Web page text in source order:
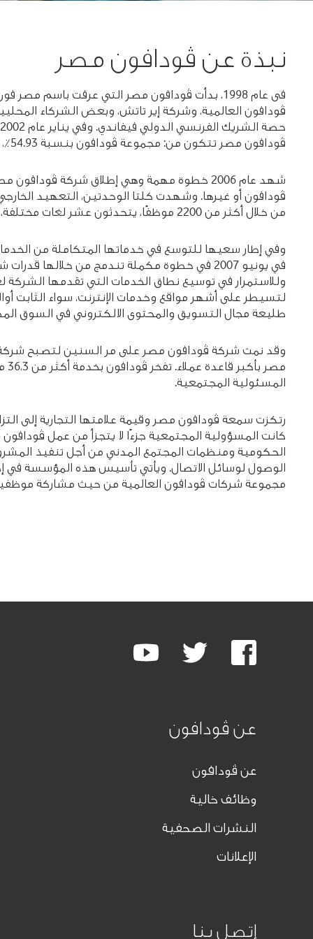
نبذة عن ڤودافون مصر
فى عام 1998، بدأت ڤودافون مصر التي عرفت
ڤودافون مصر تتكون من: مجموعة ڤودافون بنسبة 54.93٪، الشركة المصرية للاتصالات بنسبة 44،94٪، ونسبة ضئيلة تقدر ب0.13٪ للتداول الحر
شهد عام 2006 خطوة مهمة وهي إطلاق شركة
ڤودافون أو غيرها. وشهدت كلتا الوحدتين، التعهيد
من خلال أكثر من 2200 موظفًا، يتحدثون عشر لغات مختلفة، وذلك لتوفير خدمات الدعم الفني وخدمة العملاء على أعلى المستويات العالمية للعملاء في 80 بلدًا.
في يونيو 2007 في خطوة مكملة تندمج من
لتسيطر على أشهر مواقع وخدمات الإنترنت، سواء الثابت
طليعة مجال التسويق والمحتوى الالكتروني في السوق
وقد نمت شركة ڤودافون مصر على مر السنين لتصبح شركة
المسئولية المجتمعية.
رتكزت سمعة ڤودافون مصر وقيمة علامتها التجارية إلى
الحكومية ومنظمات المجتمع المدني من أجل تنفيذ
الوصول لوسائل الاتصال. ويأتي تأسيس هذه المؤسسة في
مجموعة شركات ڤودافون العالمية من حيث مشاركة
Facebook
Twitter
Youtube
عن ڤودافون
عن ڤودافون
وظائف خالية
النشرات الصحفية
الإعلانات
إتصل بنا